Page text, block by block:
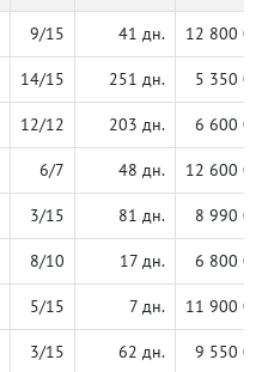
9/15 41 дн. 12 800
14/15 251 дн. 5 350
12/12 203 дн. 6 600
6/7 48 дн. 12 600
3/15 81 дн. 8 990
8/10 17 дн. 6 800
5/15 7 дн. 11 900
3/15 62 дн. 9 550